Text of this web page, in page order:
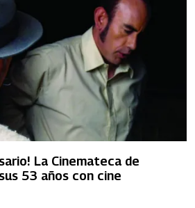
La Cinemateca de
53 años con cine